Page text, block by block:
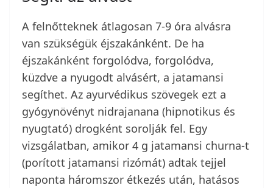
A felnőtteknek átlagosan 7-9 óra alvásra
van szükségük éjszakánként. De ha
éjszakánként forgolódva, forgolódva,
küzdve a nyugodt alvásért, a jatamansi
segíthet. Az ayurvédikus szövegek ezt a
gyógynövényt nidrajanana (hipnotikus és
nyugtató) drogként sorolják fel. Egy
vizsgálatban, amikor 4 g jatamansi churna-t
(porított jatamansi rizómát) adtak tejjel
naponta háromszor étkezés után, hatásos